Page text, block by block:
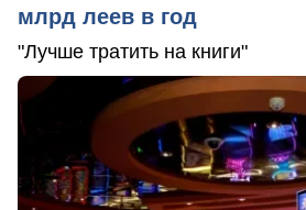
млрд леев в год
"Лучше тратить на книги"